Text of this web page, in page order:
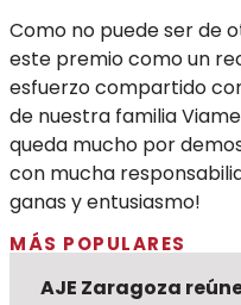
Como no puede ser de
este premio como un
esfuerzo compartido
de nuestra familia
queda mucho por
con mucha
ganas y entusiasmo!
MÁS POPULARES
AJE Zaragoza